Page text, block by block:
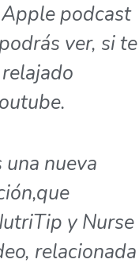
podcast
ver, si te
nueva
y Nurse
relacionada